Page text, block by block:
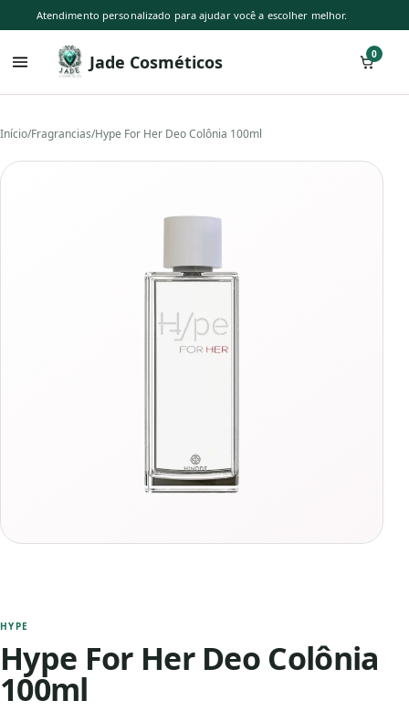
Atendimento personalizado para ajudar você a escolher melhor.
Jade Cosméticos 0
Início/Fragrancias/Hype For Her Deo Colônia 100ml
HYPE
Hype For Her Deo Colônia
100ml